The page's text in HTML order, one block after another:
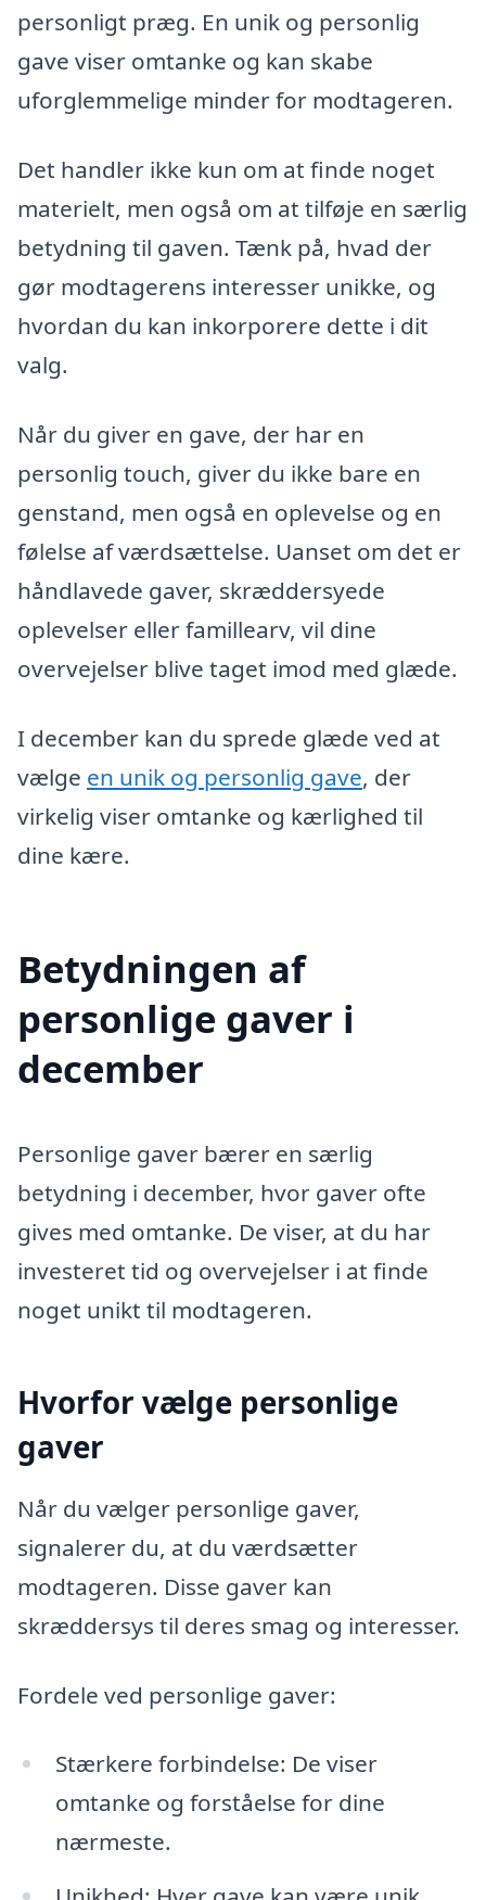
personligt præg. En unik og personlig
gave viser omtanke og kan skabe
uforglemmelige minder for modtageren.
Det handler ikke kun om at finde noget
materielt, men også om at tilføje en særlig
betydning til gaven. Tænk på, hvad der
gør modtagerens interesser unikke, og
hvordan du kan inkorporere dette i dit
valg.
Når du giver en gave, der har en
personlig touch, giver du ikke bare en
genstand, men også en oplevelse og en
følelse af værdsættelse. Uanset om det er
håndlavede gaver, skræddersyede
oplevelser eller famillearv, vil dine
overvejelser blive taget imod med glæde.
I december kan du sprede glæde ved at
vælge en unik og personlig gave, der
virkelig viser omtanke og kærlighed til
dine kære.
Betydningen af
personlige gaver i
december
Personlige gaver bærer en særlig
betydning i december, hvor gaver ofte
gives med omtanke. De viser, at du har
investeret tid og overvejelser i at finde
noget unikt til modtageren.
Hvorfor vælge personlige
gaver
Når du vælger personlige gaver,
signalerer du, at du værdsætter
modtageren. Disse gaver kan
skræddersys til deres smag og interesser.
Fordele ved personlige gaver:
Stærkere forbindelse: De viser
omtanke og forståelse for dine
nærmeste.